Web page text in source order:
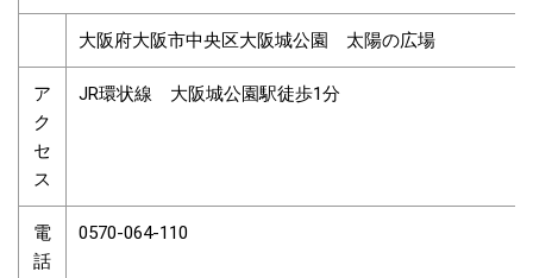
大阪府大阪市中央区大阪城公園 太陽の広場
ア
ク
セ
ス
JR環状線 大阪城公園駅徒歩1分
電
話
0570-064-110